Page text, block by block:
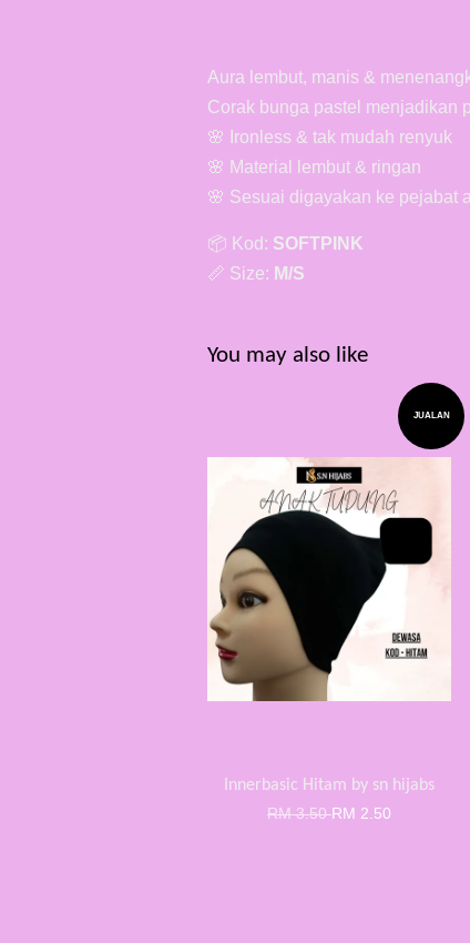
Aura lembut, manis &
Corak bunga pastel menjadikan
🌸 Ironless & tak mudah renyuk
🌸 Material lembut & ringan
🌸 Sesuai digayakan ke pejabat
📦 Kod: SOFTPINK
📏 Size: M/S
You may also like
JUALAN
Innerbasic Hitam by sn hijabs
RM 3.50RM 2.50